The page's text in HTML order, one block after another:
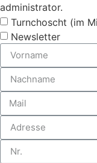
administrator.
Turnchoscht (im
Newsletter